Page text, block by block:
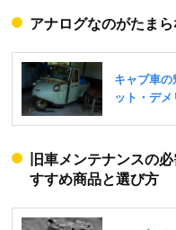
アナログなのがたま
旧車メンテナンスの
すすめ商品と選び方